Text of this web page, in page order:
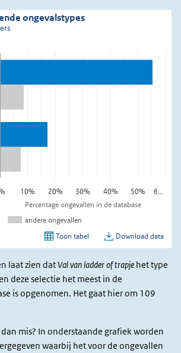
laat zien datVal van ladder of trapje het type
deze selectie het meest in de
is opgenomen. Het gaat hier om 109
mis? In onderstaande grafiek worden
waarbij het voor de ongevallen